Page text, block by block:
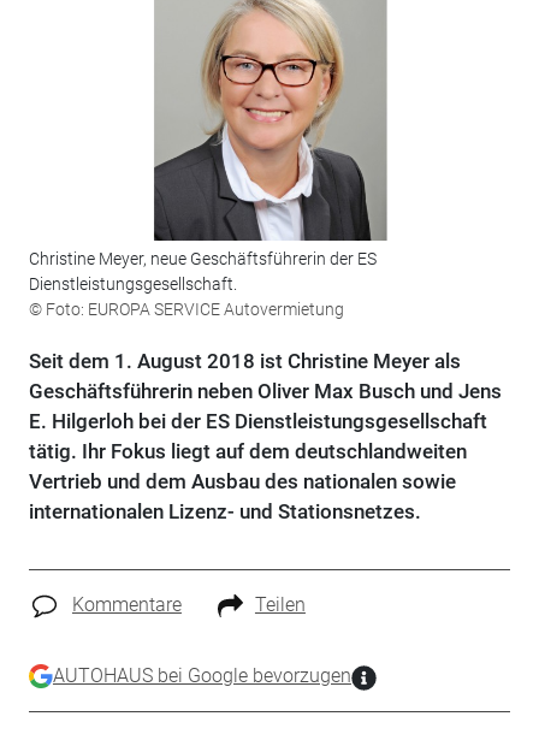
Christine Meyer, neue Geschäftsführerin der ES
Dienstleistungsgesellschaft.
© Foto: EUROPA SERVICE Autovermietung
Seit dem 1. August 2018 ist Christine Meyer als
Geschäftsführerin neben Oliver Max Busch und Jens
E. Hilgerloh bei der ES Dienstleistungsgesellschaft
tätig. Ihr Fokus liegt auf dem deutschlandweiten
Vertrieb und dem Ausbau des nationalen sowie
internationalen Lizenz- und Stationsnetzes.
Kommentare Teilen
AUTOHAUS bei Google bevorzugen